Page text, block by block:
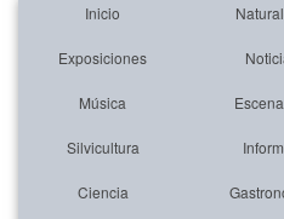
Inicio
Exposiciones
Música
Silvicultura
Ciencia